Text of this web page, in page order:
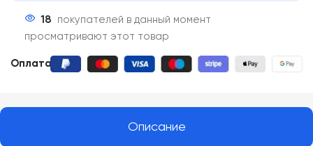
18
покупателей в данный момент
просматривают этот товар
Оплата:
Описание